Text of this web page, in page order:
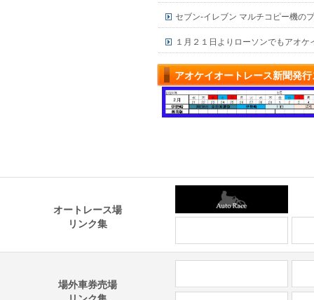
セブン-イレブン マルチコピー機の
１月２１日よりローソンでもアオケ
アオケイオートレース新聞発
オートレース場
リンク集
場外車券売場